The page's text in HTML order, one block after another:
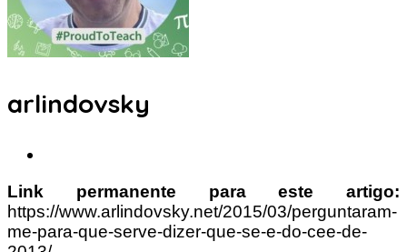
arlindovsky
Link permanente para este artigo:
https://www.arlindovsky.net/2015/03/perguntaram-
me-para-que-serve-dizer-que-se-e-do-cee-de-